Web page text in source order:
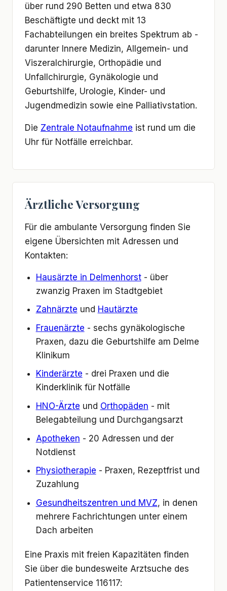
über rund 290 Betten und etwa 830
Beschäftigte und deckt mit 13
Fachabteilungen ein breites Spektrum ab -
darunter Innere Medizin, Allgemein- und
Viszeralchirurgie, Orthopädie und
Unfallchirurgie, Gynäkologie und
Geburtshilfe, Urologie, Kinder- und
Jugendmedizin sowie eine Palliativstation.
Die Zentrale Notaufnahme ist rund um die
Uhr für Notfälle erreichbar.
Ärztliche Versorgung
Für die ambulante Versorgung finden Sie
eigene Übersichten mit Adressen und
Kontakten:
Hausärzte in Delmenhorst- über
zwanzig Praxen im Stadtgebiet
Zahnärzte und Hautärzte
Frauenärzte - sechs gynäkologische
Praxen, dazu die Geburtshilfe am Delme
Klinikum
Kinderärzte - drei Praxen und die
Kinderklinik für Notfälle
HNO-Ärzte und Orthopäden - mit
Belegabteilung und Durchgangsarzt
Apotheken - 20 Adressen und der
Notdienst
Physiotherapie - Praxen, Rezeptfrist und
Zuzahlung
Gesundheitszentren und MVZ, in denen
mehrere Fachrichtungen unter einem
Dach arbeiten
Eine Praxis mit freien Kapazitäten finden
Sie über die bundesweite Arztsuche des
Patientenservice 116117: